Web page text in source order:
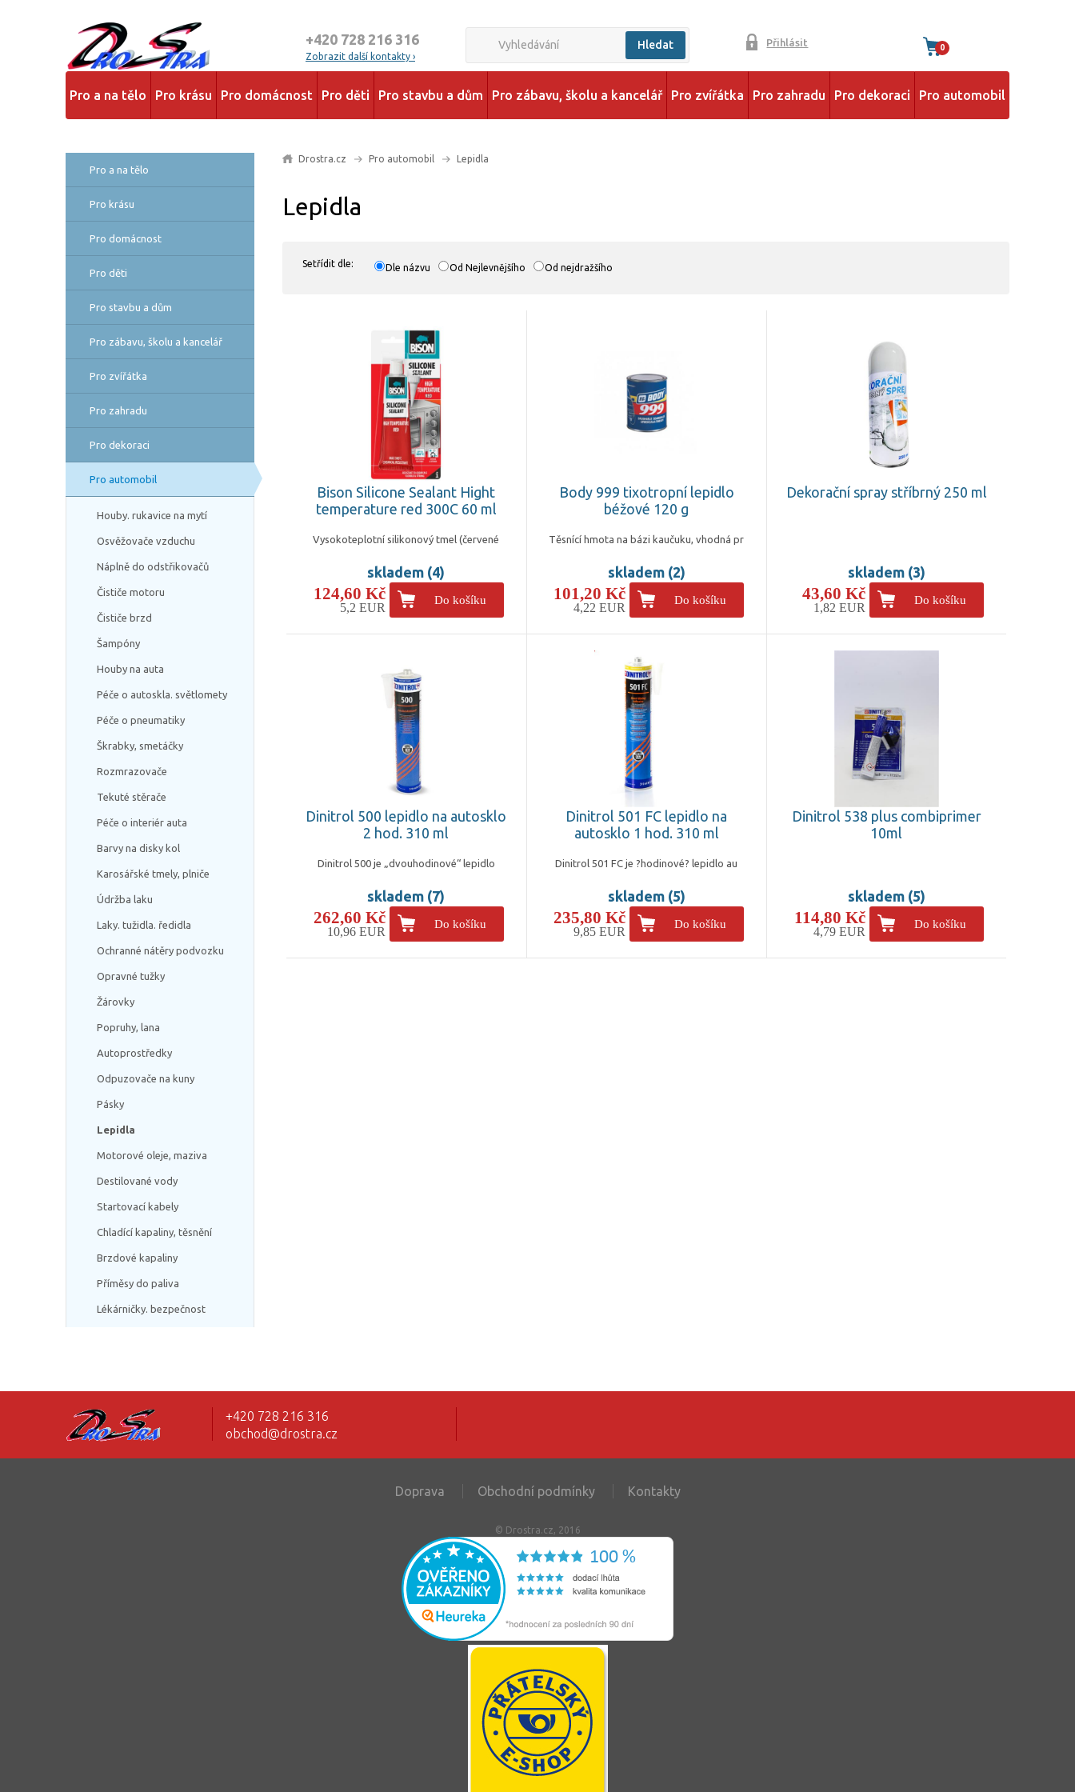
+420 728 216 316
Zobrazit další kontakty ›
Hledat Přihlásit 0
Pro a na tělo Pro krásu Pro domácnost Pro děti Pro stavbu a dům Pro zábavu, školu a kancelář Pro zvířátka Pro zahradu Pro dekoraci Pro automobil
Pro a na tělo
Pro krásu
Pro domácnost
Pro děti
Pro stavbu a dům
Pro zábavu, školu a kancelář
Pro zvířátka
Pro zahradu
Pro dekoraci
Pro automobil
Houby. rukavice na mytí
Osvěžovače vzduchu
Náplně do odstřikovačů
Čističe motoru
Čističe brzd
Šampóny
Houby na auta
Péče o autoskla. světlomety
Péče o pneumatiky
Škrabky, smetáčky
Rozmrazovače
Tekuté stěrače
Péče o interiér auta
Barvy na disky kol
Karosářské tmely, plniče
Údržba laku
Laky. tužidla. ředidla
Ochranné nátěry podvozku
Opravné tužky
Žárovky
Popruhy, lana
Autoprostředky
Odpuzovače na kuny
Pásky
Lepidla
Motorové oleje, maziva
Destilované vody
Startovací kabely
Chladící kapaliny, těsnění
Brzdové kapaliny
Příměsy do paliva
Lékárničky. bezpečnost
Drostra.cz Pro automobil Lepidla
Lepidla
Setřídit dle: Dle názvu Od Nejlevnějšího Od nejdražšího
Bison Silicone Sealant Hight
temperature red 300C 60 ml
Vysokoteplotní silikonový tmel (červené
skladem (4)
124,60 Kč
5,2 EUR
Do košíku
Body 999 tixotropní lepidlo
béžové 120 g
Těsnící hmota na bázi kaučuku, vhodná pr
skladem (2)
101,20 Kč
4,22 EUR
Do košíku
Dekorační spray stříbrný 250 ml
skladem (3)
43,60 Kč
1,82 EUR
Do košíku
Dinitrol 500 lepidlo na autosklo
2 hod. 310 ml
Dinitrol 500 je „dvouhodinové“ lepidlo
skladem (7)
262,60 Kč
10,96 EUR
Do košíku
Dinitrol 501 FC lepidlo na
autosklo 1 hod. 310 ml
Dinitrol 501 FC je ?hodinové? lepidlo au
skladem (5)
235,80 Kč
9,85 EUR
Do košíku
Dinitrol 538 plus combiprimer
10ml
skladem (5)
114,80 Kč
4,79 EUR
Do košíku
+420 728 216 316
obchod@drostra.cz
Doprava Obchodní podmínky Kontakty
© Drostra.cz, 2016